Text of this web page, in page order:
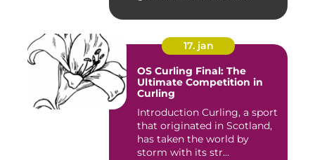
17. jan
OS Curling Final: The
Ultimate Competition in
Curling
Introduction Curling, a sport
that originated in Scotland,
has taken the world by
storm with its str...